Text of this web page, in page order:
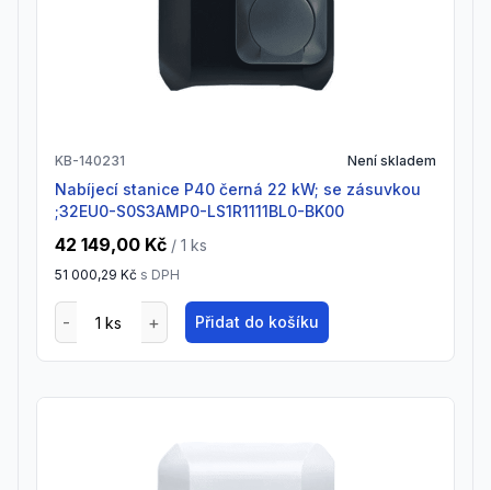
KB-140231 Není skladem
Nabíjecí stanice P40 černá 22 kW; se zásuvkou
;32EU0-S0S3AMP0-LS1R1111BL0-BK00
42 149,00 Kč / 1 ks
51 000,29 Kč s DPH
Přidat do košíku